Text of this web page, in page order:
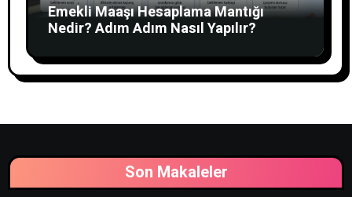
Emekli Maaşı Hesaplama Mantığı
Nedir? Adım Adım Nasıl Yapılır?
Son Makaleler